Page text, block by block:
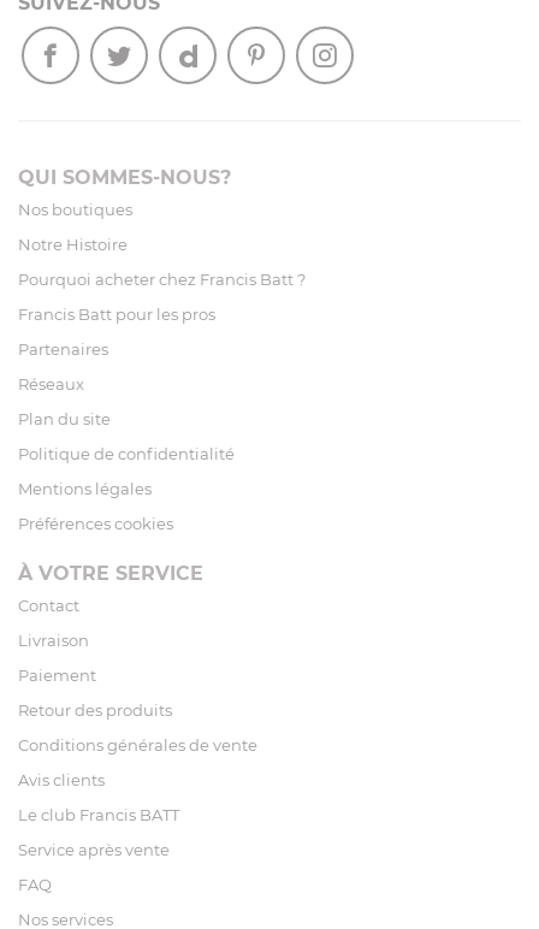
QUI SOMMES-NOUS?
Nos boutiques
Notre Histoire
Pourquoi acheter chez Francis Batt ?
Francis Batt pour les pros
Partenaires
Réseaux
Plan du site
Politique de confidentialité
Mentions légales
Préférences cookies
À VOTRE SERVICE
Contact
Livraison
Paiement
Retour des produits
Conditions générales de vente
Avis clients
Le club Francis BATT
Service après vente
FAQ
Nos services